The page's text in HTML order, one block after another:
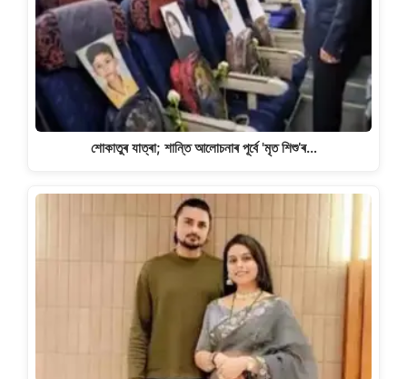
শোকাতুৰ যাত্ৰা; শান্তি আলোচনাৰ পূৰ্বে 'মৃত শিশু’ৰ…